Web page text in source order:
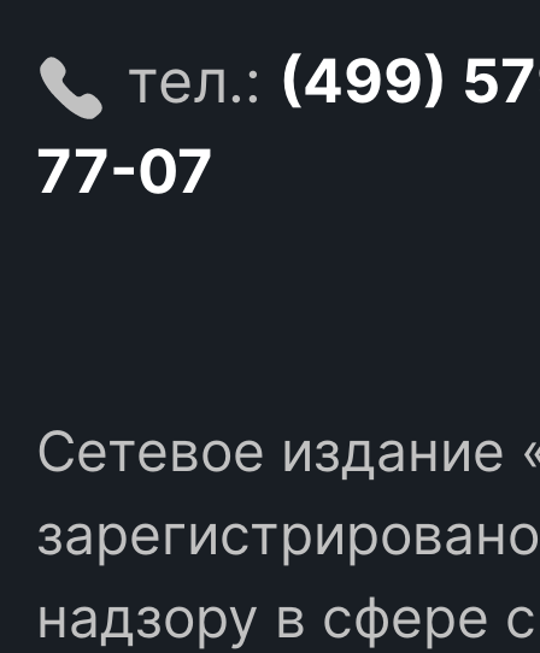
тел.: (499)
77-07
Сетевое издание
надзору в сфере